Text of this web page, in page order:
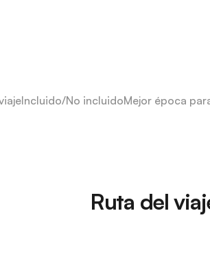
Incluido/No incluidoMejor época
Ruta del